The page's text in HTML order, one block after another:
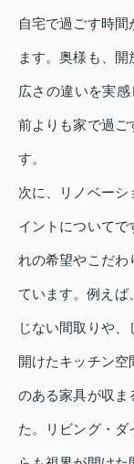
自宅で過ごす時
ます。奥様も、
広さの違いを実
前よりも家で過ご
す。
次に、リノベーシ
イントについて
れの希望やこだわ
ています。例えば
じない間取りや
開けたキッチン空
のある家具が収ま
た。リビング・